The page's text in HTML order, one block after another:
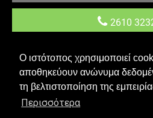
Ο ιστότοπος χρησιμοποιεί
αποθηκεύουν ανώνυμα
τη βελτιστοποίηση της
Περισσότερα
2610
Κατασκευή & Προώθηση